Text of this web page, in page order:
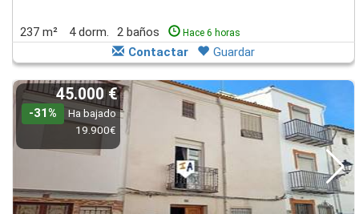
237 m² 4 dorm. 2 baños Hace 6 horas
Contactar Guardar
45.000 €
-31%
Ha bajado
19.900€